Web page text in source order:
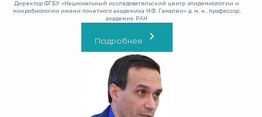
Директор ФГБУ «Национальный исследовательский центр эпидемиологии и
микробиологии имени почетного академика Н.Ф. Гамалеи» д. м. н., профессор,
академик РАН
Подробнее